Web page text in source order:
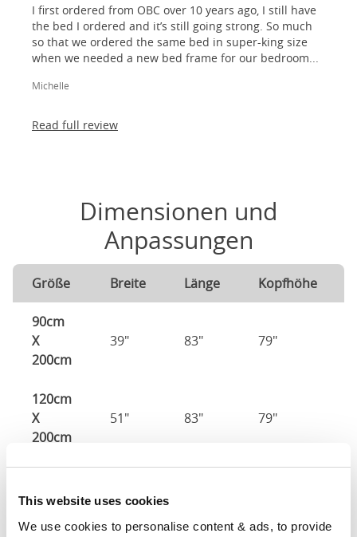
This website uses cookies
We use cookies to personalise content & ads, to provide
I first ordered from OBC over 10 years ago, I still have
the bed I ordered and it’s still going strong. So much
so that we ordered the same bed in super-king size
when we needed a new bed frame for our bedroom...
Michelle
Read full review
Dimensionen und
Anpassungen
Größe Breite Länge Kopfhöhe
90cm
X
200cm
39" 83" 79"
120cm
X
200cm
51" 83" 79"
X
59"